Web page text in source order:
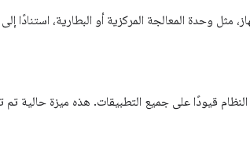
مثل وحدة المعالجة المركزية أو البطارية، استنادًا
قيودًا على جميع التطبيقات. هذه ميزة حالية